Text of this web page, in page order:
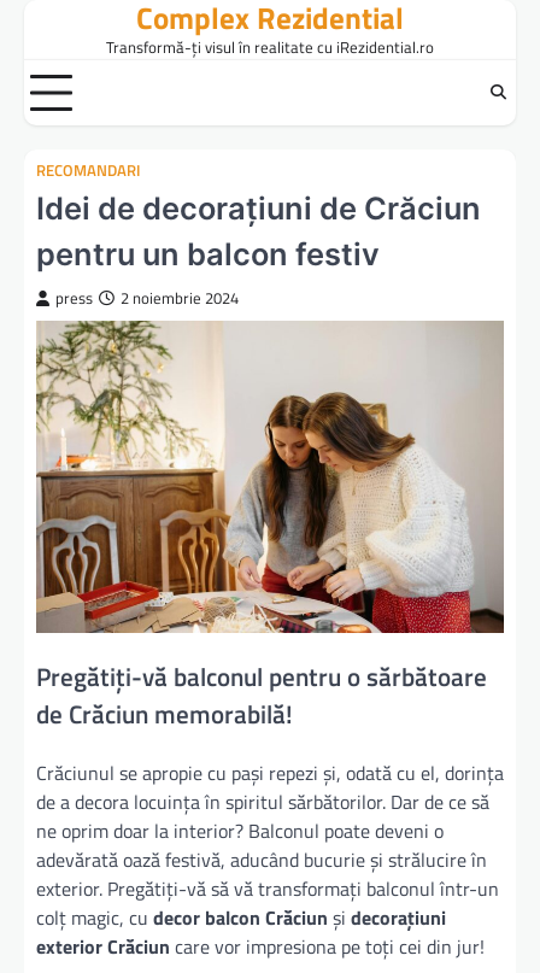
content
Complex Rezidential
Transformă-ți visul în realitate cu iRezidential.ro
RECOMANDARI
Idei de decorațiuni de Crăciun
pentru un balcon festiv
press 2 noiembrie 2024
Pregătiți-vă balconul pentru o sărbătoare
de Crăciun memorabilă!
Crăciunul se apropie cu pași repezi și, odată cu el, dorința
de a decora locuința în spiritul sărbătorilor. Dar de ce să
ne oprim doar la interior? Balconul poate deveni o
adevărată oază festivă, aducând bucurie și strălucire în
exterior. Pregătiți-vă să vă transformați balconul într-un
colț magic, cu decor balcon Crăciun și decorațiuni
exterior Crăciun care vor impresiona pe toți cei din jur!